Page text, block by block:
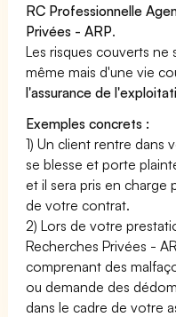
RC Professionnelle
Privées - ARP.
Les risques couverts
même mais d'une vie
l'assurance de
Exemples concrets :
1) Un client rentre dans
se blesse et porte
et il sera pris en charge
de votre contrat.
2) Lors de votre
Recherches Privées -
comprenant des
ou demande des
dans le cadre de votre